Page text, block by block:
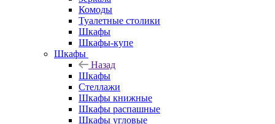
Комоды
Туалетные столики
Шкафы
Шкафы-купе
Шкафы
Назад
Шкафы
Стеллажи
Шкафы книжные
Шкафы распашные
Шкафы угловые